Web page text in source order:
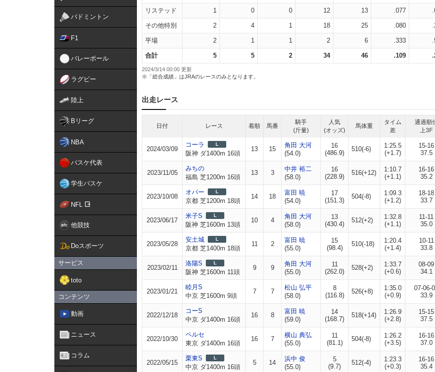
バドミントン
F1
バレーボール
ラグビー
陸上
Bリーグ
NBA
バスケ代表
学生バスケ
NFL
他競技
Doスポーツ
サービス
toto
コンテンツ
動画
ニュース
コラム
リステッド 1 0 0 12 13 .077
その他特別 2 4 1 18 25 .080
平場 2 1 1 2 6 .333
合計 5 5 2 34 46 .109
2024/3/14 00:00 更新
※「総合成績」はJRAのレースのみとなります。
出走レース
日付 レース 着順 馬番
騎手
(斤量)
人気
(オッズ)
馬体重
タイム
差
通過順
上3F
2024/03/09
コーラ L
阪神 ダ1400m 16頭
13 15
角田 大河
(54.0)
16
(486.9)
510(-6)
1:25.5
(+1.7)
15-16
37.5
2023/11/05
みちの
福島 芝1200m 16頭
13 3
中井 裕二
(58.0)
16
(228.9)
516(+12)
1:10.7
(+1.1)
16-16
35.2
2023/10/08
オパー L
京都 芝1200m 18頭
14 18
富田 暁
(54.0)
17
(151.3)
504(-8)
1:09.3
(+1.2)
18-18
33.7
2023/06/17
米子S L
阪神 芝1600m 13頭
10 4
角田 大河
(58.0)
13
(430.4)
512(+2)
1:32.8
(+1.1)
11-11
35.0
2023/05/28
安土城 L
京都 芝1400m 18頭
11 2
富田 暁
(55.0)
15
(98.4)
510(-18)
1:20.4
(+1.4)
10-11
33.8
2023/02/11
洛陽S L
阪神 芝1600m 11頭
9 9
角田 大河
(55.0)
11
(262.0)
528(+2)
1:33.7
(+0.6)
08-09
34.1
2023/01/21
睦月S
中京 芝1600m 9頭
7 7
松山 弘平
(58.0)
8
(116.8)
526(+8)
1:35.0
(+0.9)
07-06-
33.9
2022/12/18
コーS
中京 ダ1400m 16頭
16 8
富田 暁
(59.0)
14
(168.7)
518(+14)
1:26.9
(+2.8)
15-15
37.5
2022/10/30
ペルセ
東京 ダ1400m 16頭
16 7
横山 典弘
(55.0)
11
(81.1)
504(-8)
1:26.2
(+3.5)
16-16
37.0
2022/05/15
栗東S L
中京 ダ1400m 16頭
5 14
浜中 俊
(55.0)
5
(9.7)
512(-4)
1:23.3
(+0.3)
16-16
35.4